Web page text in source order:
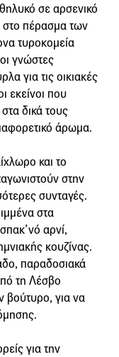
σε αρσενικό
στο πέρασμα των
τυροκομεία
γνώστες
για τις οικιακές
εκείνοι που
δικά τους
άρωμα.
και το
στην
συνταγές.
στα
αρνί,
κουζίνας.
παραδοσιακά
τη Λέσβο
βούτυρο, για να
για την